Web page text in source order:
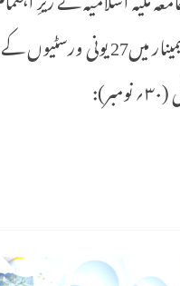
لائن قومی سیمینار میں27